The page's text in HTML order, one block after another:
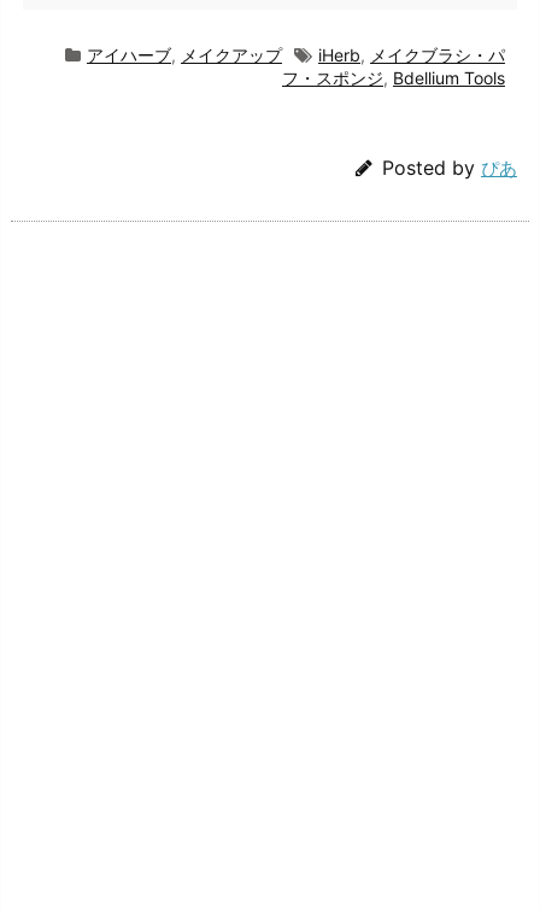
アイハーブ, メイクアップ iHerb, メイクブラシ・パ
フ・スポンジ, Bdellium Tools
Posted by ぴあ